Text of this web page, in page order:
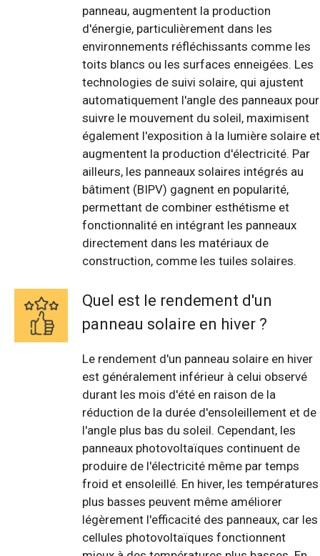
panneau, augmentent la production
d'énergie, particulièrement dans les
environnements réfléchissants comme les
toits blancs ou les surfaces enneigées. Les
technologies de suivi solaire, qui ajustent
automatiquement l'angle des panneaux pour
suivre le mouvement du soleil, maximisent
également l'exposition à la lumière solaire et
augmentent la production d'électricité. Par
ailleurs, les panneaux solaires intégrés au
bâtiment (BIPV) gagnent en popularité,
permettant de combiner esthétisme et
fonctionnalité en intégrant les panneaux
directement dans les matériaux de
construction, comme les tuiles solaires.
Quel est le rendement d'un
panneau solaire en hiver ?
Le rendement d'un panneau solaire en hiver
est généralement inférieur à celui observé
durant les mois d'été en raison de la
réduction de la durée d'ensoleillement et de
l'angle plus bas du soleil. Cependant, les
panneaux photovoltaïques continuent de
produire de l'électricité même par temps
froid et ensoleillé. En hiver, les températures
plus basses peuvent même améliorer
légèrement l'efficacité des panneaux, car les
cellules photovoltaïques fonctionnent